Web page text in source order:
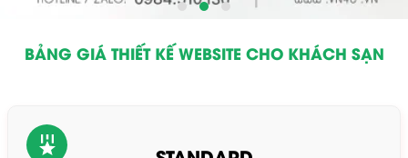
BẢNG GIÁ THIẾT KẾ WEBSITE CHO KHÁCH SẠN